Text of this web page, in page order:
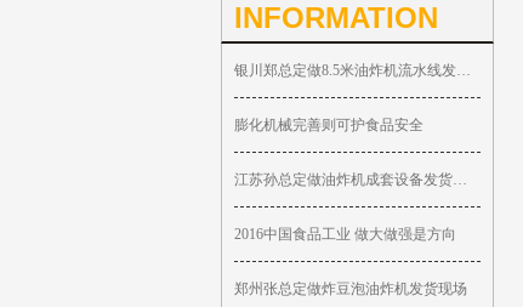
INFORMATION
银川郑总定做8.5米油炸机流水线发货现场
膨化机械完善则可护食品安全
江苏孙总定做油炸机成套设备发货现场
2016中国食品工业 做大做强是方向
郑州张总定做炸豆泡油炸机发货现场